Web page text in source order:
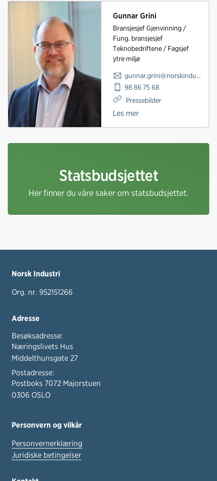
Gunnar Grini
Bransjesjef Gjenvinning /
Fung. bransjesjef
Teknobedriftene / Fagsjef
ytre miljø
gunnar.grini@norskindustri.no
98 86 75 68
Pressebilder
Les mer
Statsbudsjettet
Her finner du våre saker om statsbudsjettet.
Norsk Industri
Org. nr. 952151266
Adresse
Besøksadresse:
Næringslivets Hus
Middelthunsgate 27
Postadresse:
Postboks 7072 Majorstuen
0306 OSLO
Personvern og vilkår
Personvernerklæring
Juridiske betingelser